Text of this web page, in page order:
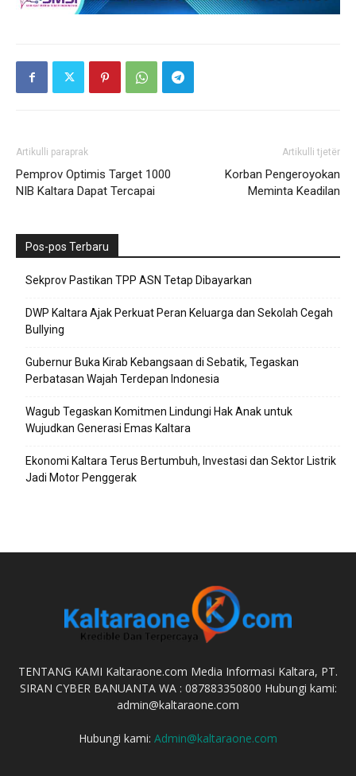
Artikulli paraprak
Pemprov Optimis Target 1000
NIB Kaltara Dapat Tercapai
Artikulli tjetër
Korban Pengeroyokan
Meminta Keadilan
Pos-pos Terbaru
Sekprov Pastikan TPP ASN Tetap Dibayarkan
DWP Kaltara Ajak Perkuat Peran Keluarga dan Sekolah Cegah
Bullying
Gubernur Buka Kirab Kebangsaan di Sebatik, Tegaskan
Perbatasan Wajah Terdepan Indonesia
Wagub Tegaskan Komitmen Lindungi Hak Anak untuk
Wujudkan Generasi Emas Kaltara
Ekonomi Kaltara Terus Bertumbuh, Investasi dan Sektor Listrik
Jadi Motor Penggerak
TENTANG KAMI Kaltaraone.com Media Informasi Kaltara, PT.
SIRAN CYBER BANUANTA WA : 087883350800 Hubungi kami:
admin@kaltaraone.com
Hubungi kami: Admin@kaltaraone.com